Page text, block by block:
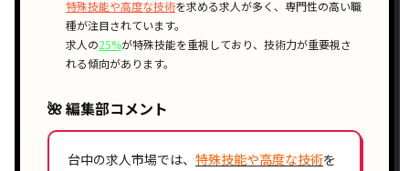
特殊技能や高度な技術を求める求人が多く、専門性の高い職
種が注目されています。
求人の25%が特殊技能を重視しており、技術力が重要視さ
れる傾向があります。
🌺 編集部コメント
台中の求人市場では、 特殊技能や高度な技術を